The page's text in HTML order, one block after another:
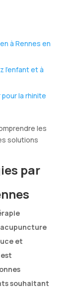
à Rennes en
l’enfant et à
la rhinite
les
solutions
par
et
souhaitant